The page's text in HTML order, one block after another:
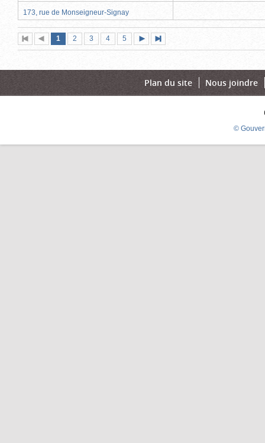
173, rue de Monseigneur-Signay
Première
page
Page
précédente
Page
1 (page
actuelle)
Page
2 Page
3 Page
4 Page
5
suivante
page
Plan du site Nous joindre
©